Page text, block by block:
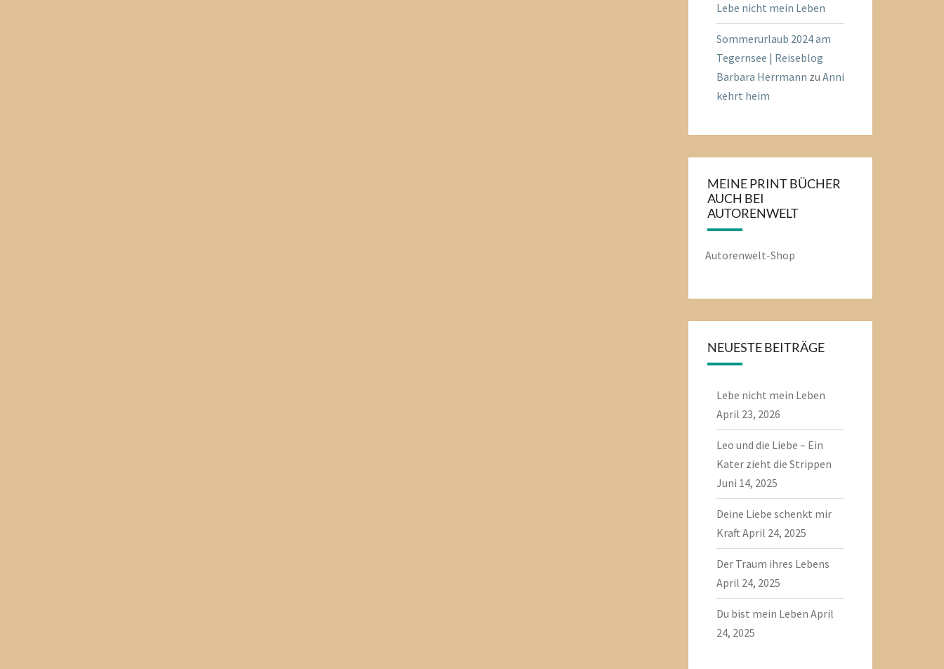
Lebe nicht mein Leben
Sommerurlaub 2024 am
Tegernsee | Reiseblog
Barbara Herrmann zu Anni
kehrt heim
MEINE PRINT BÜCHER
AUCH BEI
AUTORENWELT
Autorenwelt-Shop
NEUESTE BEITRÄGE
Lebe nicht mein Leben
April 23, 2026
Leo und die Liebe – Ein
Kater zieht die Strippen
Juni 14, 2025
Deine Liebe schenkt mir
KraftApril 24, 2025
Der Traum ihres Lebens
April 24, 2025
Du bist mein Leben April
24, 2025